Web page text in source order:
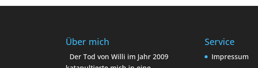
Über mich
Der Tod von Willi im Jahr 2009
Service
Impressum